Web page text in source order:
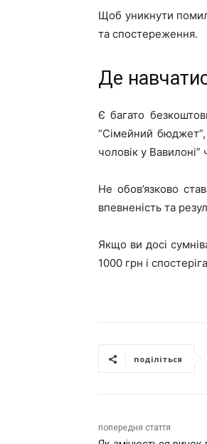
Щоб уникнути
та спостереження.
Де
Є багато
“Сімейний
чоловік у Вавилоні”
Не обов’язково
впевненість та
Якщо ви досі
1000 грн і
поділіться
попередня стаття